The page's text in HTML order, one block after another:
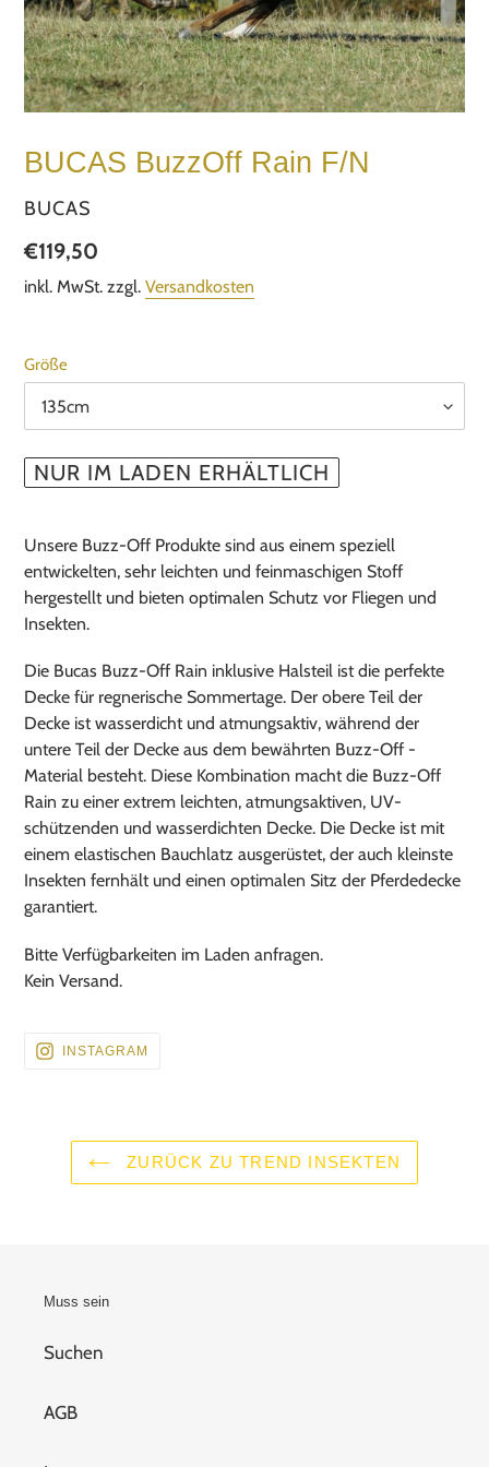
BUCAS BuzzOff Rain F/N
VERKÄUFER
BUCAS
Normaler
Preis
€119,50
inkl. MwSt. zzgl. Versandkosten
Größe
NUR IM LADEN ERHÄLTLICH
wird
zum
Warenkorb
hinzugefügt
Unsere Buzz-Off Produkte sind aus einem speziell
entwickelten, sehr leichten und feinmaschigen Stoff
hergestellt und bieten optimalen Schutz vor Fliegen und
Insekten.
Die Bucas Buzz-Off Rain inklusive Halsteil ist die perfekte
Decke für regnerische Sommertage. Der obere Teil der
Decke ist wasserdicht und atmungsaktiv, während der
untere Teil der Decke aus dem bewährten Buzz-Off -
Material besteht. Diese Kombination macht die Buzz-Off
Rain zu einer extrem leichten, atmungsaktiven, UV-
schützenden und wasserdichten Decke. Die Decke ist mit
einem elastischen Bauchlatz ausgerüstet, der auch kleinste
Insekten fernhält und einen optimalen Sitz der Pferdedecke
garantiert.
Bitte Verfügbarkeiten im Laden anfragen.
Kein Versand.
INSTAGRAM
ZURÜCK ZU TREND INSEKTEN
Muss sein
Suchen
AGB